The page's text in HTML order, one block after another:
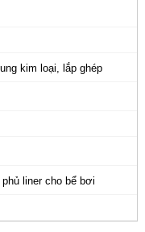
kim loại, lắp ghép
liner cho bể bơi